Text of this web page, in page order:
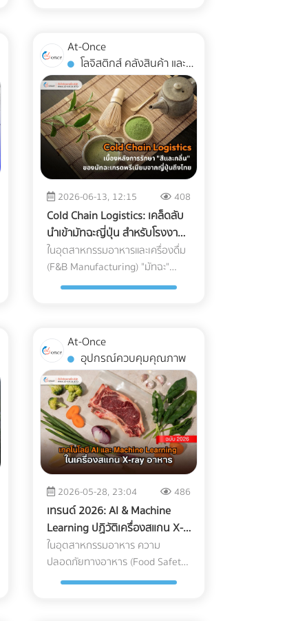
เขาไม่ได้มองหาสระว่ายน้ำสวยๆ
หรืออาหารเช้าแบบบุฟเฟต์เป็น
อันดับแรก แต่พวกเขากำลังมองหา
"ออฟฟิศส่วนตัวที่พักผ่อนได้" 3
กลยุทธ์เปลี่ยนโรงแรมให้เป็น
Nomad Hub ที่ทำกำไรสูงสุด หาก
ต้องการดึงดูดลูกค้ากลุ่มนี้ให้ยอม
จ่ายเงินหลักหมื่นถึงหลักแสนเพื่อ
เข้าพักระยะยาว คุณต้องปรับแต่ง
การนำเสนอใหม่ ดังนี้: 1. สร้าง
Landing Page เฉพาะกิจ
(Dedicated Landing Page) อย่า
ส่งลูกค้ากลุ่มนี้ไปที่หน้า Home ของ
เว็บไซต์โรงแรมทั่วไป ให้สร้างหน้า
Landing Page แยกออกมาต่างหาก
เพื่อขายแพ็กเกจ Long-stay โดย
และระบุความเร็วอินเทอร์เน็ตอย่าง
ชัดเจน พร้อมปุ่ม Call-to-Action ที่
กระตุ้นให้เกิดการจองตรง (Direct
Booking) ทันที 2. จัดแพ็กเกจ
"Ready to Work" เพื่ออัปราคา
(Upselling) แทนที่จะลดราคาห้อง
พักเพื่อแข่งกับอพาร์ตเมนต์ ให้คุณ
เพิ่มมูลค่า (Value-added) เข้าไปใน
ห้องพัก เช่น เพิ่มหน้าจอ Monitor
27 นิ้ว และเก้าอี้เพื่อสุขภาพ
(Ergonomic Chair) การลงทุนซื้อ
อุปกรณ์เหล่านี้เพียงหลักพัน
สามารถนำมาตั้งเป็นแพ็กเกจ "Pro
Nomad" ที่ชาร์จราคาเพิ่มได้เดือนละ
หลายพันบาท แถมยังเป็นสเปกที่
ดึงดูดใจชาว Remote Worker ขั้น
อาหารแช่แข็ง (Frozen Food) ความ
ตั้งใจดีนี้มักจะถูกเบรกโดยฝ่าย R&D
และ QA ด้วยคำถามแทงใจดำที่ว่า...
"เปลี่ยนแพ็กเกจจิ้งแล้ว Shelf Life
จะสั้นลงไหม? สินค้าจะเกิดเกล็ดน้ำ
แข็ง (Freezer Burn) หรือเปล่า? และ
ถุงจะกรอบแตกในห้องเย็นไหม?"
ความกังวลนี้คือความจริงที่หลีก
แข็ง การใช้วัสดุรักษ์โลกแบบผิด
ประเภทอาจทำให้อายุการเก็บรักษาที่
เคยอยู่ได้นาน 1-2 ปี ลดลงอย่าง
ฮวบฮาบ หรือเกิดความเสียหาย
ระหว่างขนส่ง ซึ่งส่งผลกระทบอย่าง
รุนแรงต่อกำไรและชื่อเสียงของ
หา "ทางรอด" เชิงวิศวกรรมที่จะช่วย
ให้โรงงานของคุณรักษ์โลกได้ โดยที่
อาหารแช่แข็งยังคงคุณภาพสมบูรณ์
100% ทำไมบรรจุภัณฑ์รักษ์โลกทั่วไป
ถึงสอบตกใน "ห้องเย็น"? หน้าที่
หลักของบรรจุภัณฑ์อาหารแช่แข็งคือ
การทนต่ออุณหภูมิติดลบ (ตั้งแต่
-18°C ไปจนถึง -40°C) และต้องเป็น
"เกราะป้องกัน (Barrier)" ไม่ให้
ความชื้นระเหยออกจากอาหารจน
เกิดสภาวะ Freezer Burn (เนื้อสัตว์
หรืออาหารแห้งกระด้างและเสีย
รสชาติ) พลาสติกแบบดั้งเดิมที่
โรงงานนิยมใช้ (เช่น ไนลอนประกบ
PE) มีความเหนียว ทนความเย็น และ
กันรอยเจาะทะลุจากความแหลมคม
At-Once
การจัดส่ง
2026-06-13, 12:15 408
Cold Chain Logistics: เคล็ดลับ
นำเข้ามัทฉะญี่ปุ่น สำหรับโรงงาน
F&B
ในอุตสาหกรรมอาหารและเครื่องดื่ม
(F&B Manufacturing) "มัทฉะ"
(Matcha) ถือเป็นหนึ่งในวัตถุดิบที่มี
วัตถุดิบที่ปราบเซียนที่สุดชนิดหนึ่ง
เนื่องจากความเปราะบางและไวต่อ
สภาพแวดล้อม สำหรับโรงงานผู้
ผลิต การนำเข้ามัทฉะเกรดพรีเมียม
จากประเทศญี่ปุ่นมายังประเทศไทย
ไม่ใช่แค่การขนส่งผงชาใส่ตู้
คอนเทนเนอร์แล้วจบไป เพราะหาก
ขาดการบริหารจัดการซัพพลายเชน
ที่ถูกต้อง สิ่งที่ส่งมาถึงหน้าโรงงาน
อาจกลายเป็นเพียง "ผงชาสีหม่น" ที่
สูญเสียทั้งเอกลักษณ์และมูลค่า
กุญแจสำคัญที่อยู่เบื้องหลังการคง
สภาพความสดใหม่ สีเขียวสว่าง และ
กลิ่นอูมามิของมัทฉะไว้ได้อย่าง
สมบูรณ์แบบ คือระบบขนส่งที่เรียก
At-Once
อุปกรณ์ควบคุมคุณภาพ
2026-05-28, 23:04 486
เทรนด์ 2026: AI & Machine
Learning ปฏิวัติเครื่องสแกน X-
ray อุตสาหกรรมอาหาร
ในอุตสาหกรรมอาหาร ความ
ปลอดภัยทางอาหาร (Food Safety)
คือหัวใจสูงสุด การหลุดรอดของเศษ